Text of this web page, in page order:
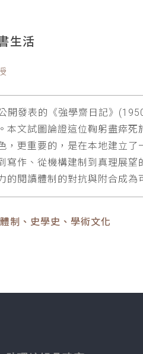
生活
發表的《強學齋日記》
本文試圖論證這位鞠躬盡瘁
，更重要的，是在本地建立
寫作、從機構建制到真理展
閱讀體制的對抗與附合成為
制、史學史、學術文化